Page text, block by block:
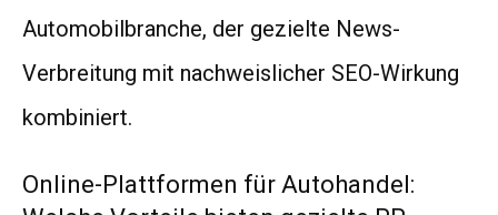
Automobilbranche, der gezielte News-
Verbreitung mit nachweislicher SEO-Wirkung
kombiniert.
Online-Plattformen für Autohandel: